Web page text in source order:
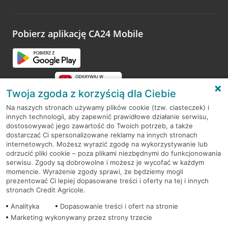
opinie.
Pobierz aplikację CA24 Mobile
RODO
Regulamin serwisu
Mapa serwisu
PolitykaCookies
Twoja zgoda z korzyścią dla Ciebie
Na naszych stronach używamy plików cookie (tzw. ciasteczek) i
innych technologii, aby zapewnić prawidłowe działanie serwisu,
dostosowywać jego zawartość do Twoich potrzeb, a także
dostarczać Ci spersonalizowane reklamy na innych stronach
internetowych. Możesz wyrazić zgodę na wykorzystywanie lub
odrzucić pliki cookie – poza plikami niezbędnymi do funkcjonowania
serwisu. Zgody są dobrowolne i możesz je wycofać w każdym
momencie. Wyrażenie zgody sprawi, że będziemy mogli
prezentować Ci lepiej dopasowane treści i oferty na tej i innych
stronach Credit Agricole.
Analityka
Dopasowanie treści i ofert na stronie
Marketing wykonywany przez strony trzecie